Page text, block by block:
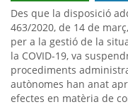
Des que la disposició
463/2020, de 14 de
per a la gestió de la
la COVID-19, va
procediments
autònomes han anat
efectes en matèria de